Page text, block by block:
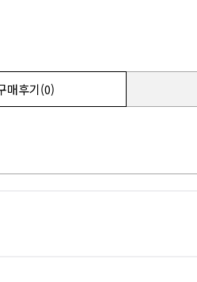
매후기(0)